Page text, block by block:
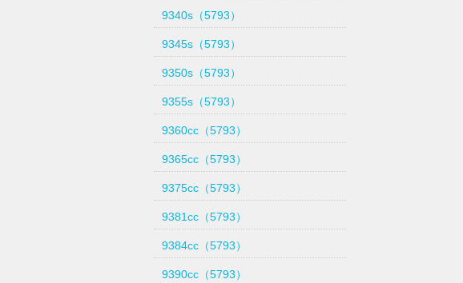
9340s（5793）
9345s（5793）
9350s（5793）
9355s（5793）
9360cc（5793）
9365cc（5793）
9375cc（5793）
9381cc（5793）
9384cc（5793）
9390cc（5793）